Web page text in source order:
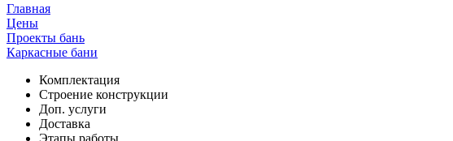
Главная
Цены
Проекты бань
Каркасные бани
Комплектация
Cтроение конструкции
Доп. услуги
Доставка
Этапы работы